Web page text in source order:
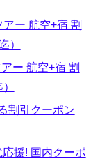
▼
ー 航空+宿 割
）
ー 航空+宿 割
割引クーポン
援! 国内クーポ